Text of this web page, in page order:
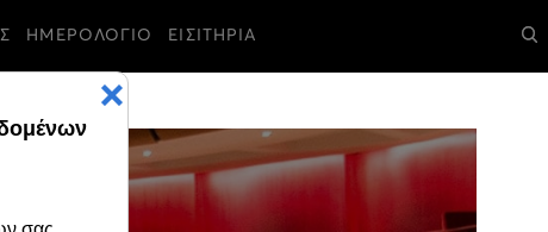
ΗΜΕΡΟΛΟΓΙΟ ΕΙΣΙΤΗΡΙΑ